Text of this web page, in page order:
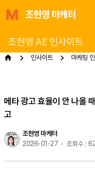
조현영 마케터
조현영 AE 인사이트
인사이트 마케팅
메타 광고 효율이 안 나올
고
조현영 마케터
2026-01-27
조회수 :